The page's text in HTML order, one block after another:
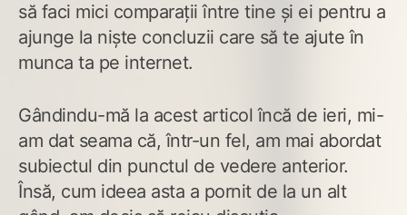
să faci mici comparații între tine și ei pentru a
ajunge la niște concluzii care să te ajute în
munca ta pe internet.
Gândindu-mă la acest articol încă de ieri, mi-
am dat seama că, într-un fel, am mai abordat
subiectul din punctul de vedere anterior.
Însă, cum ideea asta a pornit de la un alt